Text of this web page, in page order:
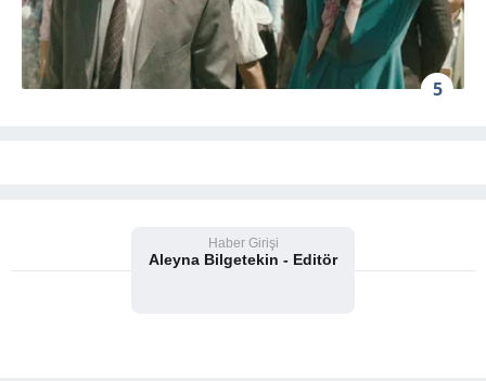
5
Haber Girişi
Aleyna Bilgetekin - Editör